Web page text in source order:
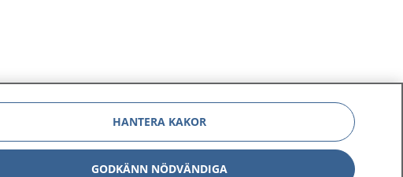
HANTERA KAKOR
GODKÄNN NÖDVÄNDIGA